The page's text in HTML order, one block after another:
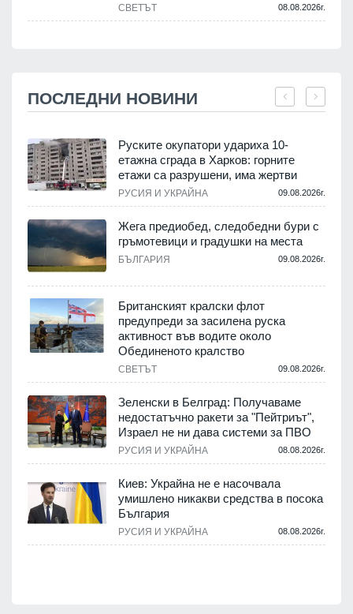
СВЕТЪТ 08.08.2026г.
ПОСЛЕДНИ НОВИНИ
Руските окупатори удариха 10-
етажна сграда в Харков: горните
етажи са разрушени, има жертви
РУСИЯ И УКРАЙНА 09.08.2026г.
Жега предиобед, следобедни бури с
гръмотевици и градушки на места
БЪЛГАРИЯ 09.08.2026г.
Британският кралски флот
предупреди за засилена руска
активност във водите около
Обединеното кралство
СВЕТЪТ 09.08.2026г.
Зеленски в Белград: Получаваме
недостатъчно ракети за "Пейтриът",
Израел не ни дава системи за ПВО
РУСИЯ И УКРАЙНА 08.08.2026г.
Киев: Украйна не е насочвала
умишлено никакви средства в посока
България
РУСИЯ И УКРАЙНА 08.08.2026г.